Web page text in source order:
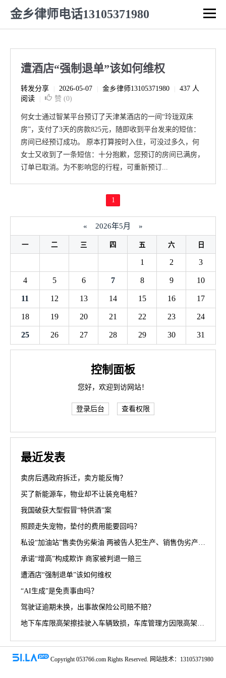
金乡律师电话13105371980
遭酒店“强制退单”该如何维权
转发分享 2026-05-07 金乡律师13105371980
437 人
阅读
赞 (0)
何女士通过智某平台预订了天津某酒店的一间“玲珑双床
房”，支付了3天的房款825元，随即收到平台发来的短信：
房间已经预订成功。 原本打算按时入住，可没过多久，何
女士又收到了一条短信：十分抱歉，您预订的房间已满房，
订单已取消。为不影响您的行程，可重新预订...
1
« 2026年5月 »
一 二 三 四 五 六 日
1 2 3
4 5 6 7 8 9 10
11 12 13 14 15 16 17
18 19 20 21 22 23 24
25 26 27 28 29 30 31
控制面板
您好，欢迎到访网站！
登录后台 查看权限
最近发表
卖房后遇政府拆迁，卖方能反悔？
买了新能源车，物业却不让装充电桩？
我国破获大型假冒“特供酒”案
照顾走失宠物，垫付的费用能要回吗？
私设“加油站”售卖伪劣柴油 两被告人犯生产、销售伪劣产品罪获刑罚
承诺“增高”构成欺诈 商家被判退一赔三
遭酒店“强制退单”该如何维权
“AI生成”是免责事由吗？
驾驶证逾期未换，出事故保险公司赔不赔？
地下车库限高架擦挂驶入车辆致损，车库管理方因限高架设置高度不符合规范被判担责70%
Copyright 053766.com Rights Reserved. 网站技术：13105371980